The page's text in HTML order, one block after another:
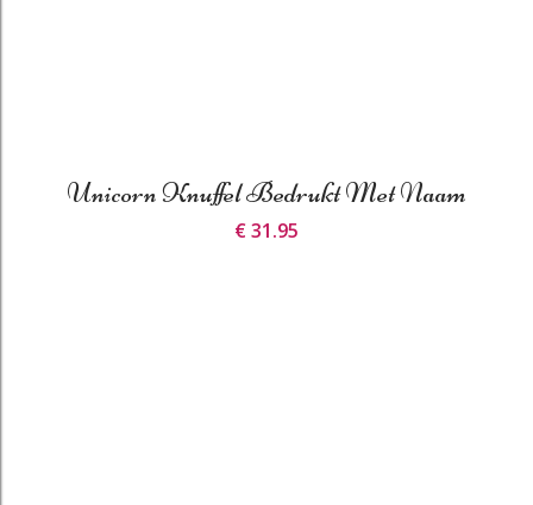
Unicorn Knuffel Bedrukt Met Naam
€ 31.95